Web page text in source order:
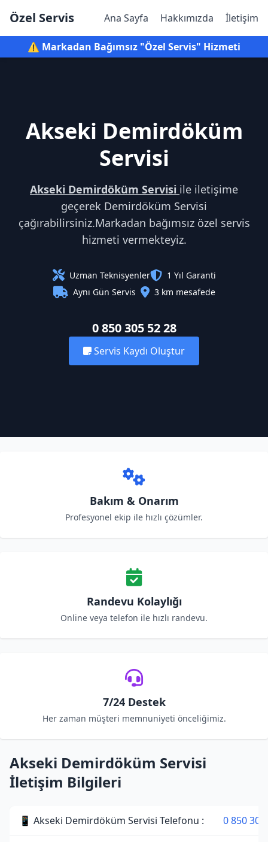
Özel Servis Ana Sayfa Hakkımızda İletişim
⚠️ Markadan Bağımsız "Özel Servis" Hizmeti
Akseki Demirdöküm
Servisi
Akseki Demirdöküm Servisi ile iletişime
geçerek Demirdöküm Servisi
çağırabilirsiniz.Markadan bağımsız özel servis
hizmeti vermekteyiz.
Uzman Teknisyenler
1 Yıl Garanti
Aynı Gün Servis
3 km mesafede
0 850 305 52 28
Servis Kaydı Oluştur
Bakım & Onarım
Profesyonel ekip ile hızlı çözümler.
Randevu Kolaylığı
Online veya telefon ile hızlı randevu.
7/24 Destek
Her zaman müşteri memnuniyeti önceliğimiz.
Akseki Demirdöküm Servisi
İletişim Bilgileri
📱 Akseki Demirdöküm Servisi Telefonu : 0 850